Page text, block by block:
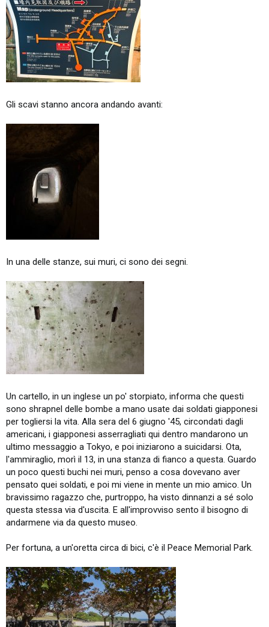
Gli scavi stanno ancora andando avanti:
In una delle stanze, sui muri, ci sono dei segni.
Un cartello, in un inglese un po' storpiato, informa che questi
sono shrapnel delle bombe a mano usate dai soldati giapponesi
per togliersi la vita. Alla sera del 6 giugno '45, circondati dagli
americani, i giapponesi asserragliati qui dentro mandarono un
ultimo messaggio a Tokyo, e poi iniziarono a suicidarsi. Ota,
l'ammiraglio, morì il 13, in una stanza di fianco a questa. Guardo
un poco questi buchi nei muri, penso a cosa dovevano aver
pensato quei soldati, e poi mi viene in mente un mio amico. Un
bravissimo ragazzo che, purtroppo, ha visto dinnanzi a sé solo
questa stessa via d'uscita. E all'improvviso sento il bisogno di
andarmene via da questo museo.
Per fortuna, a un'oretta circa di bici, c'è il Peace Memorial Park.